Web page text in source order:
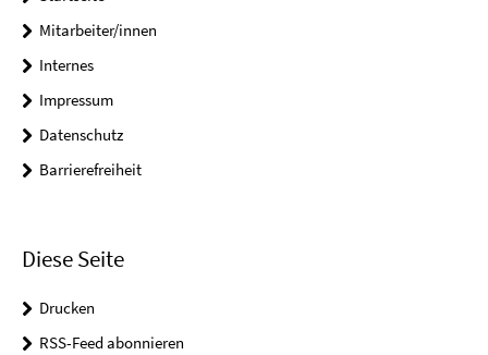
Mitarbeiter/innen
Internes
Impressum
Datenschutz
Barrierefreiheit
Diese Seite
Drucken
RSS-Feed abonnieren